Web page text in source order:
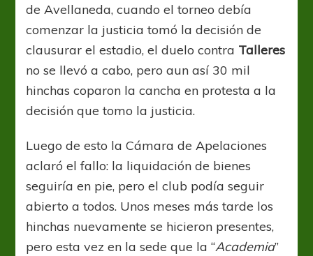
de Avellaneda, cuando el torneo debía
comenzar la justicia tomó la decisión de
clausurar el estadio, el duelo contra Talleres
no se llevó a cabo, pero aun así 30 mil
hinchas coparon la cancha en protesta a la
decisión que tomo la justicia.
Luego de esto la Cámara de Apelaciones
aclaró el fallo: la liquidación de bienes
seguiría en pie, pero el club podía seguir
abierto a todos. Unos meses más tarde los
hinchas nuevamente se hicieron presentes,
pero esta vez en la sede que la “Academia”